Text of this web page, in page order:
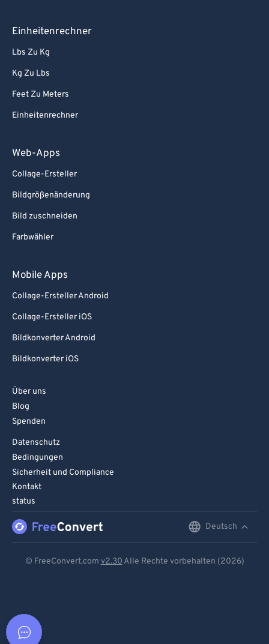
Einheitenrechner
Lbs Zu Kg
Kg Zu Lbs
Feet Zu Meters
Einheitenrechner
Web-Apps
Collage-Ersteller
Bildgrößenänderung
Bild zuschneiden
Farbwähler
Mobile Apps
Collage-Ersteller Android
Collage-Ersteller iOS
Bildkonverter Android
Bildkonverter iOS
Über uns
Blog
Spenden
Datenschutz
Bedingungen
Sicherheit und Compliance
Kontakt
status
Deutsch
© FreeConvert.com v2.30 Alle Rechte vorbehalten (2026)